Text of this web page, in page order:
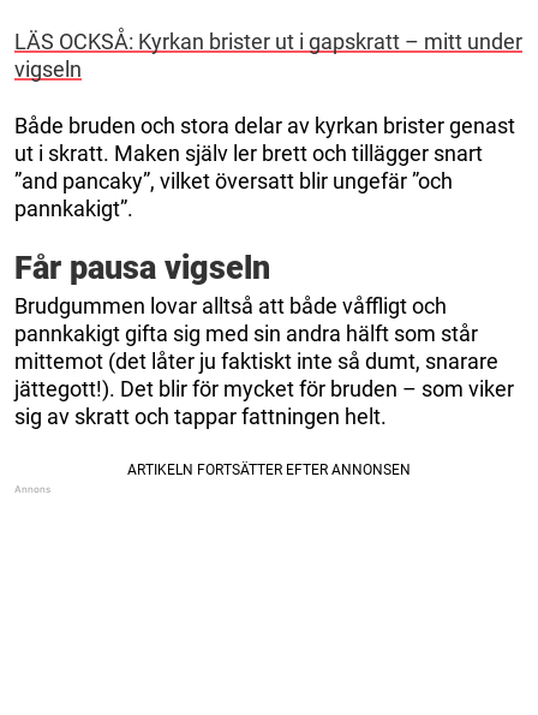
LÄS OCKSÅ: Kyrkan brister ut i gapskratt – mitt under
vigseln
Både bruden och stora delar av kyrkan brister genast
ut i skratt. Maken själv ler brett och tillägger snart
”and pancaky”, vilket översatt blir ungefär ”och
pannkakigt”.
Får pausa vigseln
Brudgummen lovar alltså att både våffligt och
pannkakigt gifta sig med sin andra hälft som står
mittemot (det låter ju faktiskt inte så dumt, snarare
jättegott!). Det blir för mycket för bruden – som viker
sig av skratt och tappar fattningen helt.